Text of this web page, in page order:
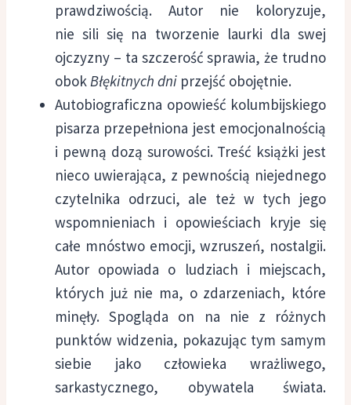
prawdziwością. Autor nie koloryzuje,
nie sili się na tworzenie laurki dla swej
ojczyzny – ta szczerość sprawia, że trudno
obokBłękitnych dni przejść obojętnie.
Autobiograficzna opowieść kolumbijskiego
pisarza przepełniona jest emocjonalnością
i pewną dozą surowości. Treść książki jest
nieco uwierająca, z pewnością niejednego
czytelnika odrzuci, ale też w tych jego
wspomnieniach i opowieściach kryje się
całe mnóstwo emocji, wzruszeń, nostalgii.
Autor opowiada o ludziach i miejscach,
których już nie ma, o zdarzeniach, które
minęły. Spogląda on na nie z różnych
punktów widzenia, pokazując tym samym
siebie jako człowieka wrażliwego,
sarkastycznego, obywatela świata.